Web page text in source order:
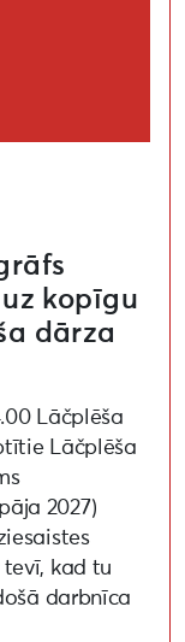
kopīgu
dārza
Lāčplēša
Lāčplēša
2027)
tevī, kad tu
darbnīca